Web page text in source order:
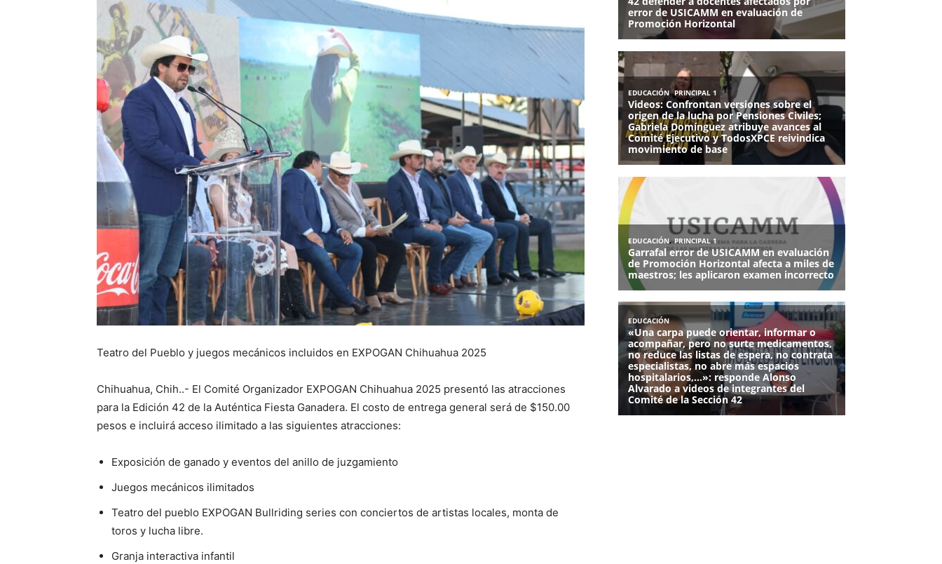
Teatro del Pueblo y juegos mecánicos incluidos en EXPOGAN Chihuahua 2025
Chihuahua, Chih..- El Comité Organizador EXPOGAN Chihuahua 2025 presentó las atracciones
para la Edición 42 de la Auténtica Fiesta Ganadera. El costo de entrega general será de $150.00
pesos e incluirá acceso ilimitado a las siguientes atracciones:
Exposición de ganado y eventos del anillo de juzgamiento
Juegos mecánicos ilimitados
Teatro del pueblo EXPOGAN Bullriding series con conciertos de artistas locales, monta de
toros y lucha libre.
Granja interactiva infantil